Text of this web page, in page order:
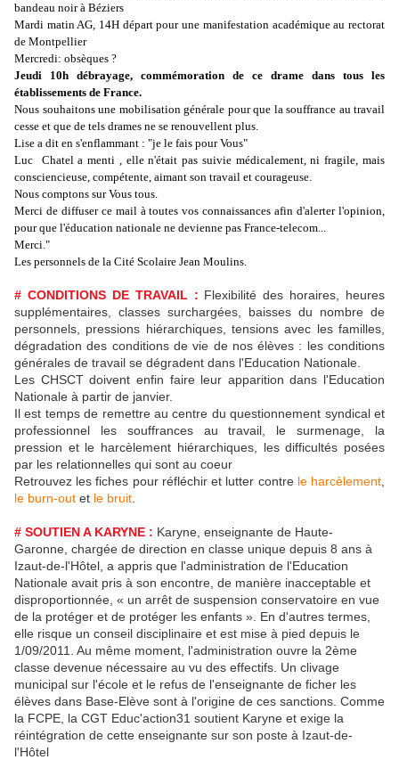
bandeau noir à Béziers
Mardi matin AG, 14H départ pour une manifestation académique au rectorat
de Montpellier
Mercredi: obsèques ?
Jeudi 10h débrayage, commémoration de ce drame dans tous les
établissements de France.
Nous souhaitons une mobilisation générale pour que la souffrance au travail
cesse et que de tels drames ne se renouvellent plus.
Lise a dit en s'enflammant : "je le fais pour Vous"
Luc Chatel a menti , elle n'était pas suivie médicalement, ni fragile, mais
consciencieuse, compétente, aimant son travail et courageuse.
Nous comptons sur Vous tous.
Merci de diffuser ce mail à toutes vos connaissances afin d'alerter l'opinion,
pour que l'éducation nationale ne devienne pas France-telecom...
Merci."
Les personnels de la Cité Scolaire Jean Moulins.
# CONDITIONS DE TRAVAIL : Flexibilité des horaires, heures
supplémentaires, classes surchargées, baisses du nombre de
personnels, pressions hiérarchiques, tensions avec les familles,
dégradation des conditions de vie de nos élèves : les conditions
générales de travail se dégradent dans l'Education Nationale.
Les CHSCT doivent enfin faire leur apparition dans l'Education
Nationale à partir de janvier.
Il est temps de remettre au centre du questionnement syndical et
professionnel les souffrances au travail, le surmenage, la
pression et le harcèlement hiérarchiques, les difficultés posées
par les relationnelles qui sont au coeur
Retrouvez les fiches pour réfléchir et lutter contre le harcèlement
le burn-out et le bruit
# SOUTIEN A KARYNE : Karyne, enseignante de Haute-
Garonne, chargée de direction en classe unique depuis 8 ans à
Izaut-de-l'Hôtel, a appris que l'administration de l'Education
Nationale avait pris à son encontre, de manière inacceptable et
disproportionnée, « un arrêt de suspension conservatoire en vue
de la protéger et de protéger les enfants ». En d'autres termes,
elle risque un conseil disciplinaire et est mise à pied depuis le
1/09/2011. Au même moment, l'administration ouvre la 2ème
classe devenue nécessaire au vu des effectifs. Un clivage
municipal sur l'école et le refus de l'enseignante de ficher les
élèves dans Base-Elève sont à l'origine de ces sanctions. Comme
la FCPE, la CGT Educ'action31 soutient Karyne et exige la
réintégration de cette enseignante sur son poste à Izaut-de-
l'Hôtel